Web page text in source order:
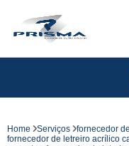
Home Serviços
fornecedor
fornecedor de letreiro acrílico